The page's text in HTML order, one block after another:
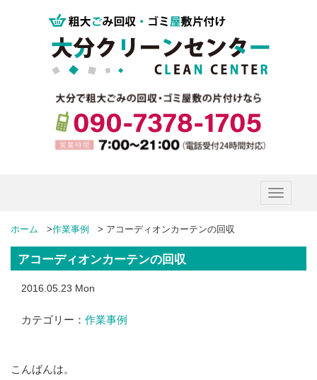
Toggle
ホーム >作業事例 > アコーディオンカーテンの回収
アコーディオンカーテンの回収
2016.05.23 Mon
カテゴリー： 作業事例
こんばんは。